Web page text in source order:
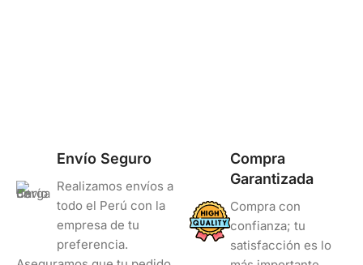
Envío Seguro
Realizamos envíos a
todo el Perú con la
empresa de tu
preferencia.
Compra
Garantizada
Compra con
confianza; tu
satisfacción es lo